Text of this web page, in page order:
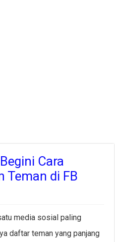
Cara
Teman di FB
media sosial paling
daftar teman yang panjang